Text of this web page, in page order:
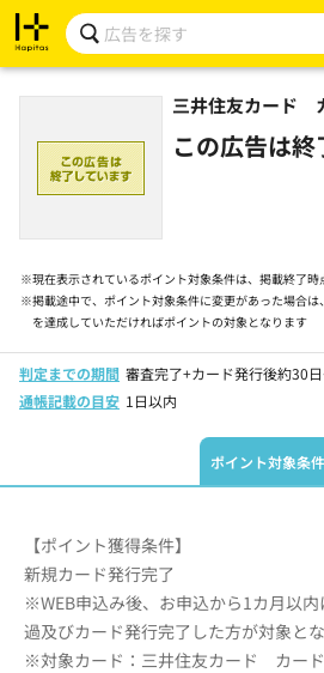
三井住友カード
この広告は
※現在表示されているポイント対象条件は、掲載終了時
※掲載途中で、ポイント対象条件に変更があった場合
を達成していただければポイントの対象となります
判定までの期間 審査完了+カード発行後約30
通帳記載の目安 1日以内
ポイント対象条件
【ポイント獲得条件】
新規カード発行完了
※WEB申込み後、お申込から1カ月以
過及びカード発行完了した方が対象とな
※対象カード：三井住友カード カー